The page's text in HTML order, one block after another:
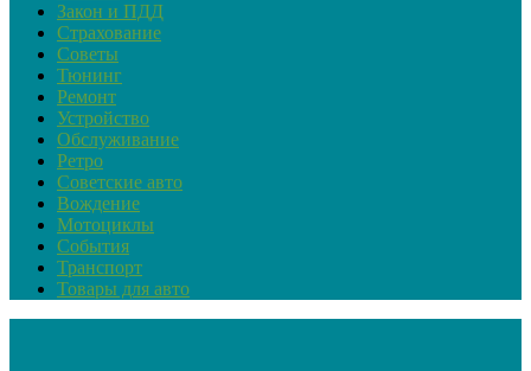
Закон и ПДД
Страхование
Советы
Тюнинг
Ремонт
Устройство
Обслуживание
Ретро
Советские авто
Вождение
Мотоциклы
События
Транспорт
Товары для авто